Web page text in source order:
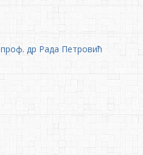
проф. др Рада Петровић